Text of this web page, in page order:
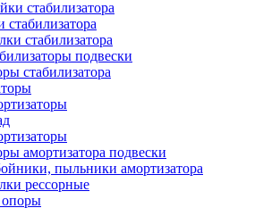
стабилизатора
стабилизатора
стабилизатора
подвески
стабилизатора
амортизатора подвески
пыльники амортизатора
рессорные